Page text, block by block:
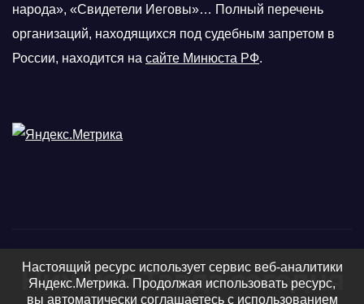
народа», «Свидетели Иеговы»… Полный перечень
организаций, находящихся под судебным запретом в
России, находится на сайте Минюста РФ.
Нижняя Тавда сегодня
Настоящий ресурс использует сервис веб-аналитики
Яндекс.Метрика. Продолжая использовать ресурс,
вы автоматически соглашаетесь с использованием